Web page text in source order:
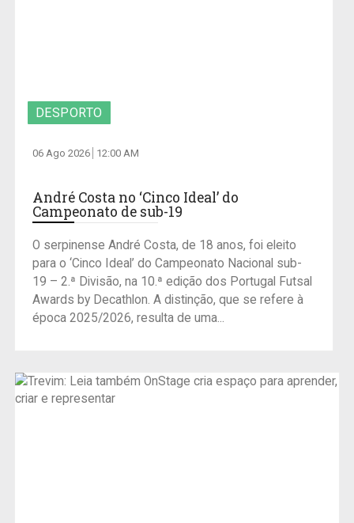
DESPORTO
06 Ago 2026 12:00 AM
André Costa no ‘Cinco Ideal’ do
Campeonato de sub-19
O serpinense André Costa, de 18 anos, foi eleito
para o ‘Cinco Ideal’ do Campeonato Nacional sub-
19 – 2.ª Divisão, na 10.ª edição dos Portugal Futsal
Awards by Decathlon. A distinção, que se refere à
época 2025/2026, resulta de uma...